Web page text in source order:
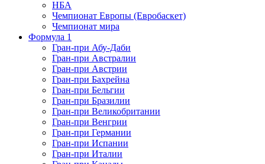
НБА
Чемпионат Европы (Евробаскет)
Чемпионат мира
Формула 1
Гран-при Абу-Даби
Гран-при Австралии
Гран-при Австрии
Гран-при Бахрейна
Гран-при Бельгии
Гран-при Бразилии
Гран-при Великобритании
Гран-при Венгрии
Гран-при Германии
Гран-при Испании
Гран-при Италии